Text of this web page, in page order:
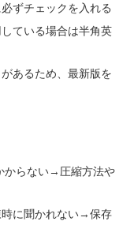
ずチェックを入れる
ている場合は半角英
あるため、最新版を
からない→圧縮方法や
時に聞かれない→保存